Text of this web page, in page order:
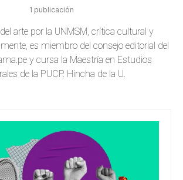
1 publicación
arte por la UNMSM, crítica cultural y
es miembro del consejo editorial del
y cursa la Maestría en Estudios
de la PUCP. Hincha de la U.